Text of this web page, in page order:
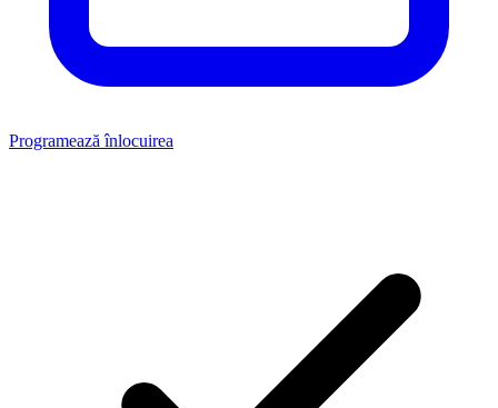
Programează înlocuirea